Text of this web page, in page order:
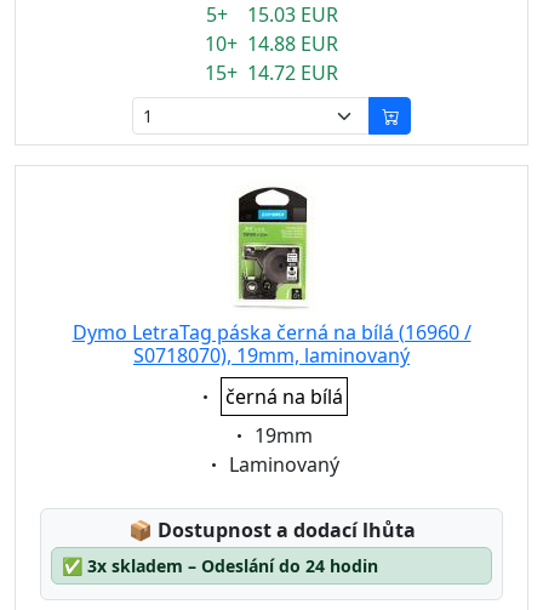
5+ 15.03 EUR
10+ 14.88 EUR
15+ 14.72 EUR
Dymo LetraTag páska černá na bílá (16960 /
S0718070), 19mm, laminovaný
Eigenschaft:
černá na bílá
Eigenschaft:
19mm
Eigenschaft:
Laminovaný
📦 Lagerstatus:
Dostupnost a dodací lhůta
✅ 3x skladem – Odeslání do 24 hodin